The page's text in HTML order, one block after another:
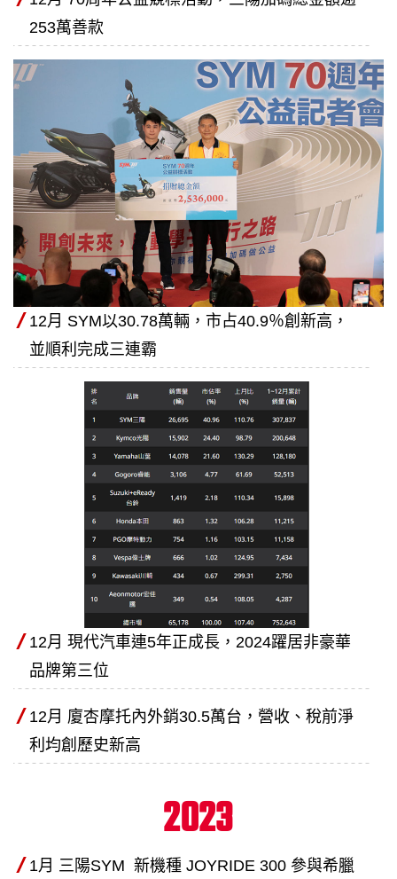
253萬善款
12月 SYM以30.78萬輛，市占40.9％創新高，
並順利完成三連霸
12月 現代汽車連5年正成長，2024躍居非豪華
品牌第三位
12月 廈杏摩托內外銷30.5萬台，營收、稅前淨
利均創歷史新高
2023
1月 三陽SYM 新機種 JOYRIDE 300 參與希臘